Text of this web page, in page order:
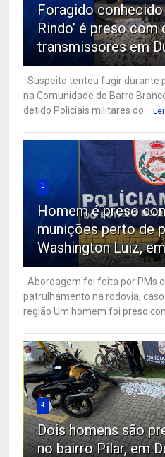
Foragido
Rindo’ é preso
transmissores em
Suspeito tentou fugir durante
na Comunidade do Barro
detido Policiais militares do...
3
Homem é preso
munições perto de
Washington Luiz,
Abordagem foi feita por PMs
patrulhamento na rodovia;
região Um homem foi preso
4
Dois homens são
no bairro Pilar, em